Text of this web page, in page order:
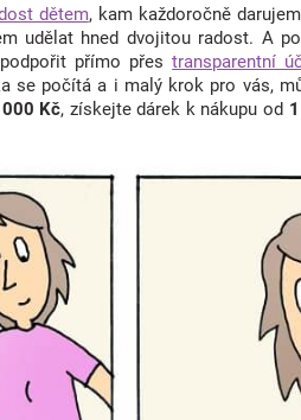
dětem, kam každoročně
udělat hned dvojitou radost. A
přímo přestransparentní
se počítá a i malý krok pro vás,
Kč, získejte dárek k nákupu od